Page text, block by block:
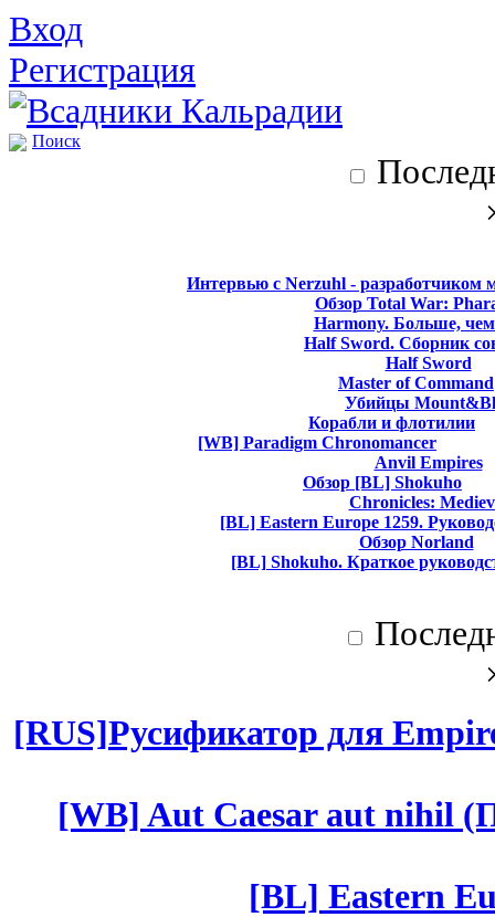
Вход
Регистрация
Поиск
Интервью с Nerzuhl - разработчиком
Обзор Total War:
Harmony. Больше,
Half Sword. Сборник
Half Sword
Master of Command
Убийцы
Корабли и флотилии
[WB] Paradigm Chronomancer
Anvil Empires
Обзор [BL] Shokuho
Chronicles:
[BL] Eastern Europe 1259.
Обзор Norland
[BL] Shokuho. Краткое
[RUS]Русификатор для
[WB] Aut Caesar aut nihil
[BL] Eastern